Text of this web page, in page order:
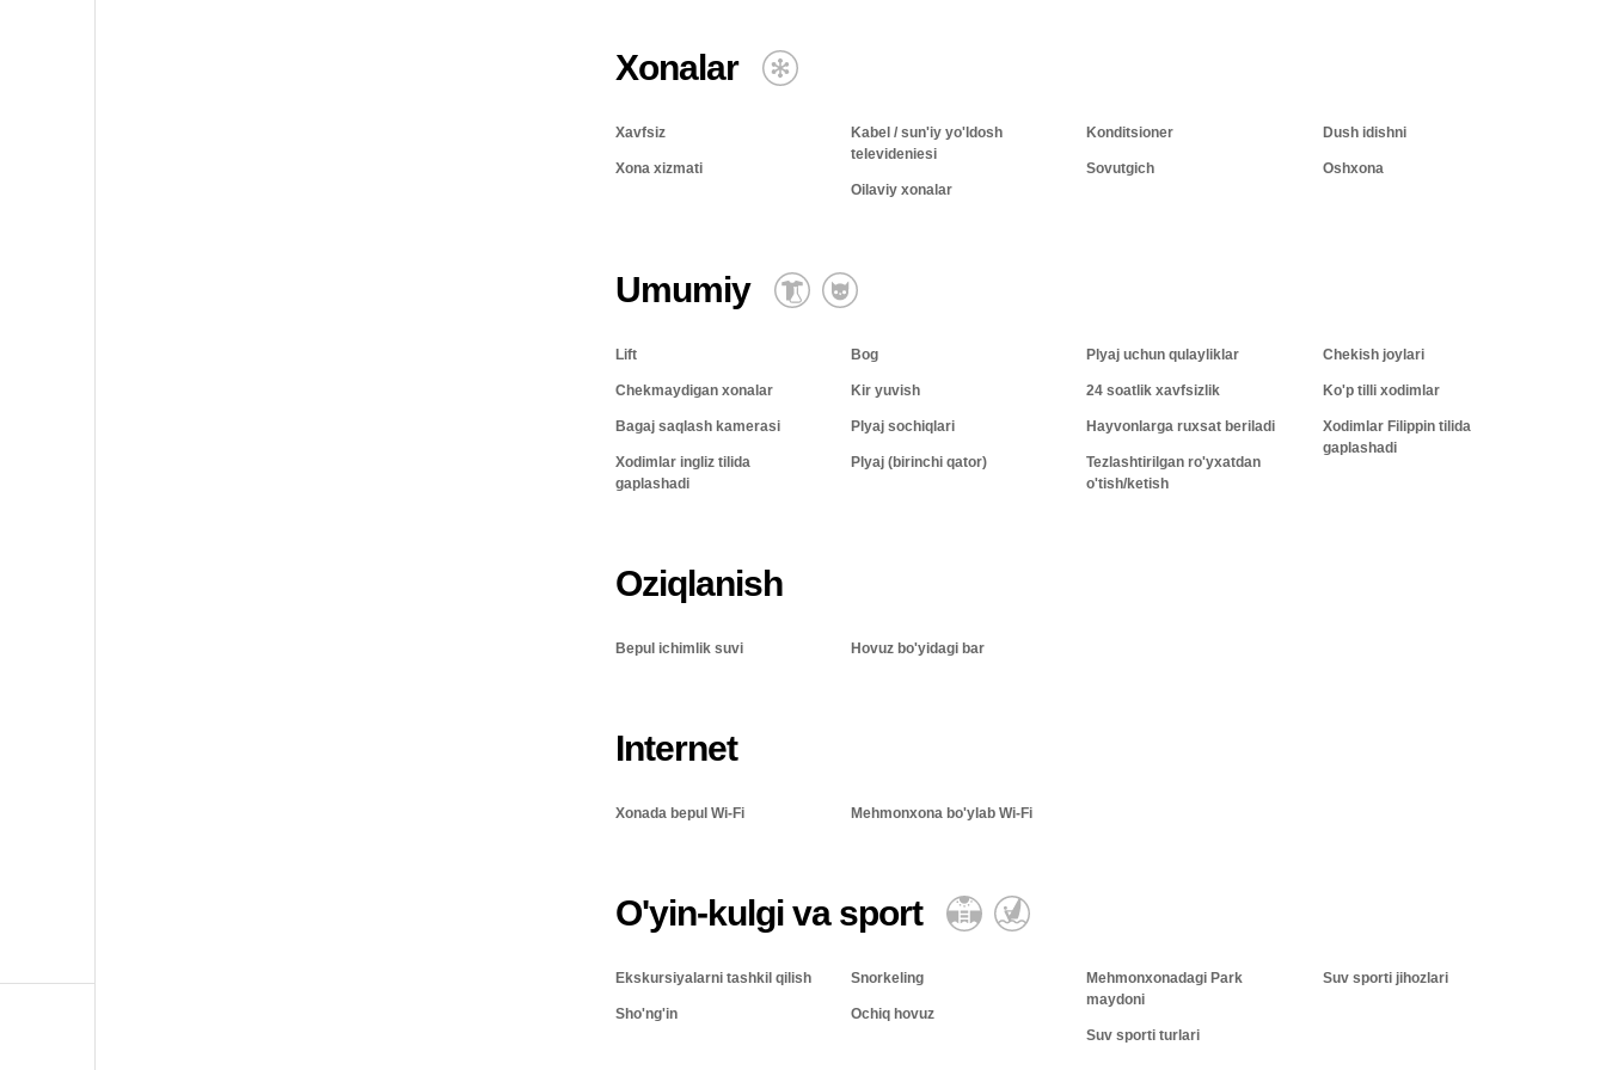
Xonalar
Xavfsiz
Xona xizmati
Kabel / sun'iy yo'ldosh
televideniesi
Oilaviy xonalar
Konditsioner
Sovutgich
Dush idishni
Oshxona
Umumiy
Lift
Chekmaydigan xonalar
Bagaj saqlash kamerasi
Xodimlar ingliz tilida
gaplashadi
Bog
Kir yuvish
Plyaj sochiqlari
Plyaj (birinchi qator)
Plyaj uchun qulayliklar
24 soatlik xavfsizlik
Hayvonlarga ruxsat beriladi
Tezlashtirilgan ro'yxatdan
o'tish/ketish
Chekish joylari
Ko'p tilli xodimlar
Xodimlar Filippin tilida
gaplashadi
Oziqlanish
Bepul ichimlik suvi Hovuz bo'yidagi bar
Internet
Xonada bepul Wi-Fi Mehmonxona bo'ylab Wi-Fi
O'yin-kulgi va sport
Ekskursiyalarni tashkil qilish
Sho'ng'in
Snorkeling
Ochiq hovuz
Mehmonxonadagi Park
maydoni
Suv sporti turlari
Suv sporti jihozlari